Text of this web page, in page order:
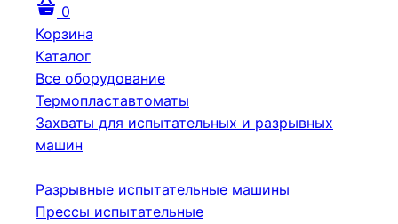
0
Корзина
Каталог
Все оборудование
Термопластавтоматы
Захваты для испытательных и разрывных
машин
Разрывные испытательные машины
Прессы испытательные